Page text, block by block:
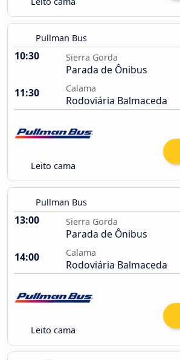
Pullman Bus
10:30 Sierra Gorda
Parada de Ônibus
11:30
Calama
Rodoviária Balmaceda
Leito cama
Pullman Bus
13:00 Sierra Gorda
Parada de Ônibus
14:00
Calama
Rodoviária Balmaceda
Leito cama